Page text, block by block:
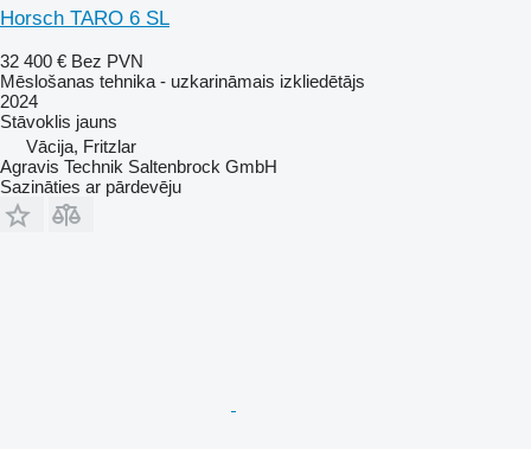
Horsch TARO 6 SL
32 400 € Bez PVN
Mēslošanas tehnika - uzkarināmais izkliedētājs
2024
Stāvoklis jauns
Vācija, Fritzlar
Agravis Technik Saltenbrock GmbH
Sazināties ar pārdevēju